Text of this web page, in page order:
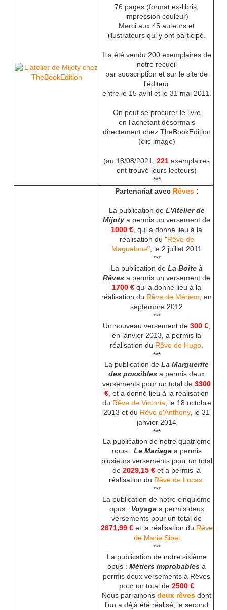
76 pages (format ex-libris,
impression couleur)
Merci aux 45 auteurs et
illustrateurs qui y ont participé.
Il a été vendu 200 exemplairesde
notre recueil
par souscription et sur le site de
l'éditeur
entre le 15 avril et le 31 mai 2011.
On peut se procurer le livre
en l'achetant désormais
directement chez TheBookEdition
(clic image)
(au 18/08/2021, 221 exemplaires
ont trouvé leurs lecteurs)
***
Partenariat avec Rêves:
La publication de L'Atelier de
Mijoty a permis un versement de
1000 € , qui a donné lieu à la
réalisation du "Rêve de
Maguelone", le 2 juillet 2011
***
La publication de La Boîte à
Rêves a permis un versement de
1700 € qui a donné lieu à la
réalisation du Rêve de Mériem , en
septembre 2012
***
Un nouveau versement de 300 €
en janvier 2013, a permis la
réalisation du Rêve de Hugo
***
La publication de La Marguerite
des possibles a permis deux
versements pour un total de 3300
€ , et a donné lieu à la réalisation
du Rêve de Victoria , le 18 octobre
2013 et du Rêve d'Anthony, le 31
janvier 2014
***
La publication de notre quatrième
opus : Le Mariagea permis
plusieurs versements pour un total
de 2029,15 € et a permis la
réalisation du Rêve de Lucas
***
La publication de notre cinquième
opus : Voyagea permis deux
versements pour un total de
2671,99 € et la réalisation du Rêve
de Marie Sibel
***
La publication de notre sixième
opus : Métiers improbables a
permis deux versements à Rêves
pour un total de 2500 €
Nous parrainons deux rêves dont
l'un a déjà été réalisé, le second